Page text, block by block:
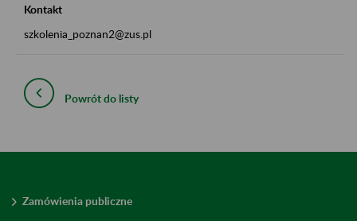
Kontakt
szkolenia_poznan2@zus.pl
Powrót do listy
Zamówienia publiczne